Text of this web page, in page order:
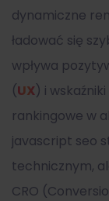
dynamiczne
ładować się
wpływa
(UX) i wskaźniki
rankingowe w
javascript seo
technicznym,
CRO